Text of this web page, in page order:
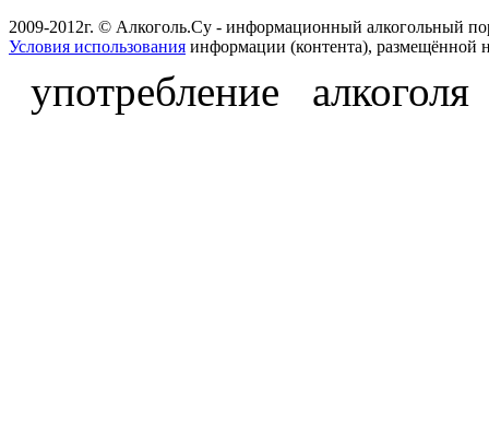
2009-2012г. © Алкоголь.Су - информационный алкогольный
Условия использования информации (контента), размещённой
употребление